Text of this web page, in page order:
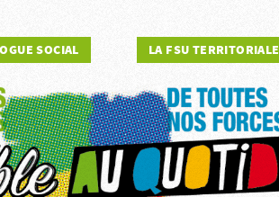
SOCIAL LA FSU TERRITORIALE